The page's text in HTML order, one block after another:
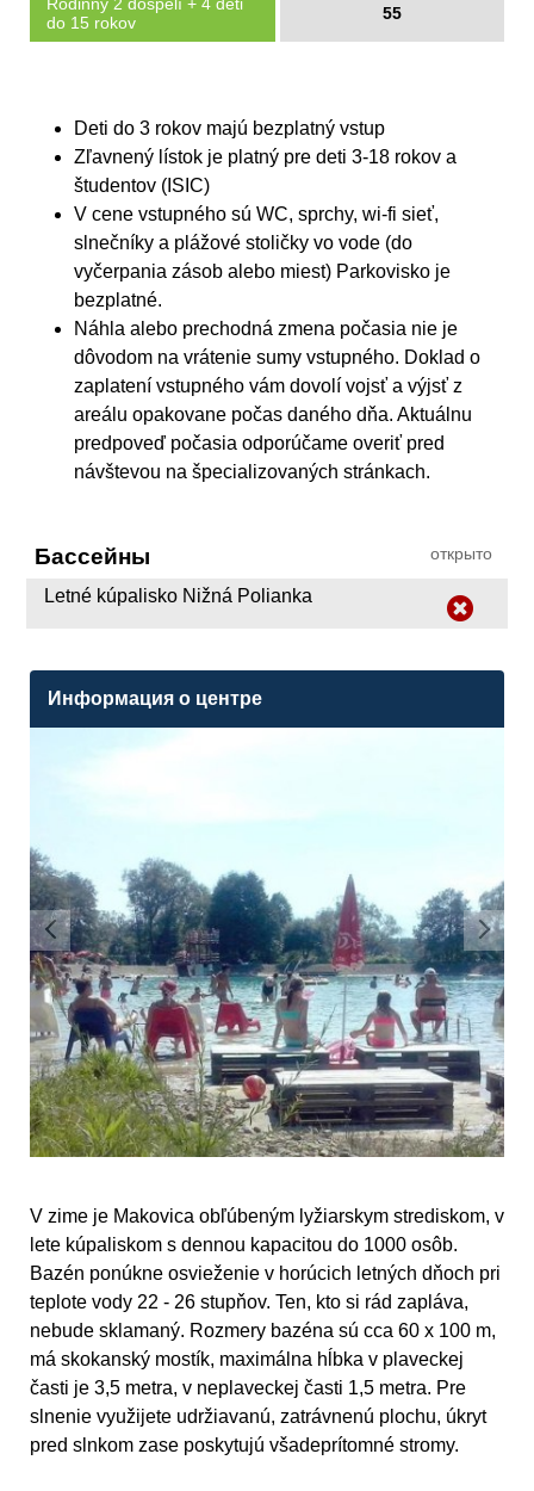
do 15 rokov
55
Deti do 3 rokov majú bezplatný vstup
Zľavnený lístok je platný pre deti 3-18 rokov a
študentov (ISIC)
V cene vstupného sú WC, sprchy, wi-fi sieť,
slnečníky a plážové stoličky vo vode (do
vyčerpania zásob alebo miest) Parkovisko je
bezplatné.
Náhla alebo prechodná zmena počasia nie je
dôvodom na vrátenie sumy vstupného. Doklad o
zaplatení vstupného vám dovolí vojsť a výjsť z
areálu opakovane počas daného dňa. Aktuálnu
predpoveď počasia odporúčame overiť pred
návštevou na špecializovaných stránkach.
Бассейны открыто
Letné kúpalisko Nižná Polianka
Информация о центре
V zime je Makovica obľúbeným lyžiarskym strediskom, v
lete kúpaliskom s dennou kapacitou do 1000 osôb.
Bazén ponúkne osvieženie v horúcich letných dňoch pri
teplote vody 22 - 26 stupňov. Ten, kto si rád zapláva,
nebude sklamaný. Rozmery bazéna sú cca 60 x 100 m,
má skokanský mostík, maximálna hĺbka v plaveckej
časti je 3,5 metra, v neplaveckej časti 1,5 metra. Pre
slnenie využijete udržiavanú, zatrávnenú plochu, úkryt
pred slnkom zase poskytujú všadeprítomné stromy.